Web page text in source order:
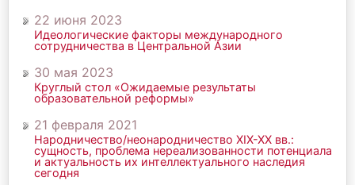
22 июня 2023
Идеологические факторы международного
сотрудничества в Центральной Азии
30 мая 2023
Круглый стол «Ожидаемые результаты
образовательной реформы»
21 февраля 2021
Народничество/неонародничество ХIХ-ХХ вв.:
сущность, проблема нереализованности потенциала
и актуальность их интеллектуального наследия
сегодня